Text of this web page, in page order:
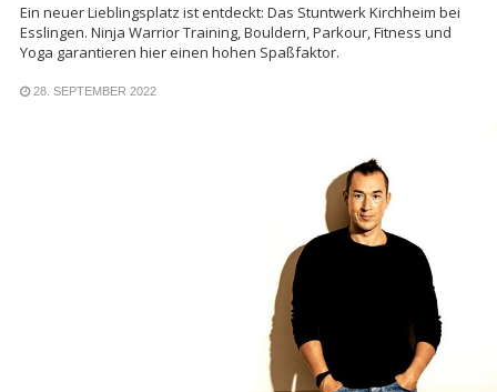
Ein neuer Lieblingsplatz ist entdeckt: Das Stuntwerk Kirchheim bei
Esslingen. Ninja Warrior Training, Bouldern, Parkour, Fitness und
Yoga garantieren hier einen hohen Spaßfaktor.
28. SEPTEMBER 2022
READ MORE